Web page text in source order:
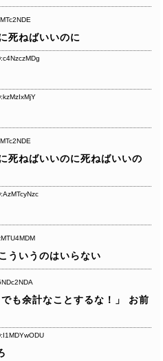
死ねばいいのに
死ねばいいのに死ねばいいの
ういうのはいらない
も余計なことするな！」
お前